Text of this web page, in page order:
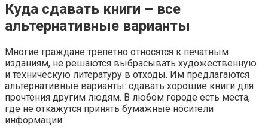
Куда сдавать книги – все
альтернативные варианты
Многие граждане трепетно относятся к печатным
изданиям, не решаются выбрасывать художественную
и техническую литературу в отходы. Им предлагаются
альтернативные варианты: сдавать хорошие книги для
прочтения другим людям. В любом городе есть места,
где не откажутся принять бумажные носители
информации: